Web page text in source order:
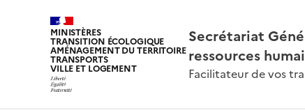
MINISTÈRES
TRANSITION ÉCOLOGIQUE
AMÉNAGEMENT DU TERRITOIRE
TRANSPORTS
VILLE ET LOGEMENT
Secrétariat
ressources
Facilitateur de vos